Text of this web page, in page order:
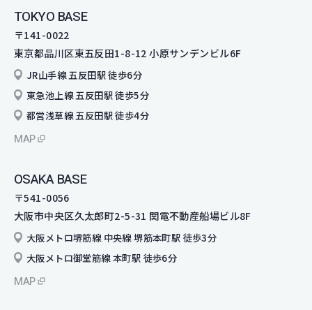
TOKYO BASE
〒141-0022
東京都品川区東五反田1-8-12小原サンデンビル6F
JR山手線 五反田駅 徒歩6分
東急池上線 五反田駅 徒歩5分
都営浅草線 五反田駅 徒歩4分
MAP
OSAKA BASE
〒541-0056
大阪市中央区久太郎町2-5-31 関電不動産船場ビル8F
大阪メトロ堺筋線 中央線 堺筋本町駅 徒歩3分
大阪メトロ御堂筋線 本町駅 徒歩6分
MAP